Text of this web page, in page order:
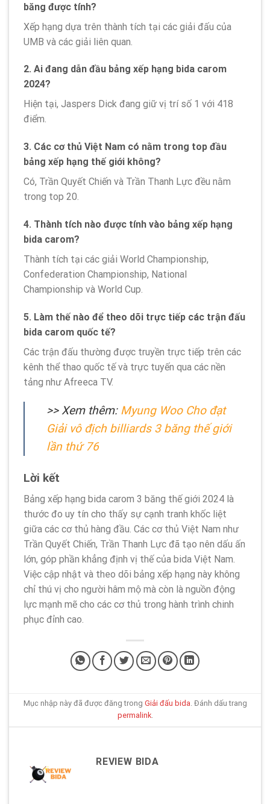
băng được tính?
Xếp hạng dựa trên thành tích tại các giải đấu của
UMB và các giải liên quan.
2. Ai đang dẫn đầu bảng xếp hạng bida carom
2024?
Hiện tại, Jaspers Dick đang giữ vị trí số 1 với 418
điểm.
3. Các cơ thủ Việt Nam có nằm trong top đầu
bảng xếp hạng thế giới không?
Có, Trần Quyết Chiến và Trần Thanh Lực đều nằm
trong top 20.
4. Thành tích nào được tính vào bảng xếp hạng
bida carom?
Thành tích tại các giải World Championship,
Confederation Championship, National
Championship và World Cup.
5. Làm thế nào để theo dõi trực tiếp các trận đấu
bida carom quốc tế?
Các trận đấu thường được truyền trực tiếp trên các
kênh thể thao quốc tế và trực tuyến qua các nền
tảng như Afreeca TV.
>> Xem thêm: Myung Woo Cho đạt
Giải vô địch billiards 3 băng thế giới
lần thứ 76
Lời kết
Bảng xếp hạng bida carom 3 băng thế giới 2024 là
thước đo uy tín cho thấy sự cạnh tranh khốc liệt
giữa các cơ thủ hàng đầu. Các cơ thủ Việt Nam như
Trần Quyết Chiến, Trần Thanh Lực đã tạo nên dấu ấn
lớn, góp phần khẳng định vị thế của bida Việt Nam.
Việc cập nhật và theo dõi bảng xếp hạng này không
chỉ thú vị cho người hâm mộ mà còn là nguồn động
lực mạnh mẽ cho các cơ thủ trong hành trình chinh
phục đỉnh cao.
Mục nhập này đã được đăng trong Giải đấu bida. Đánh dấu trang
permalink.
REVIEW BIDA